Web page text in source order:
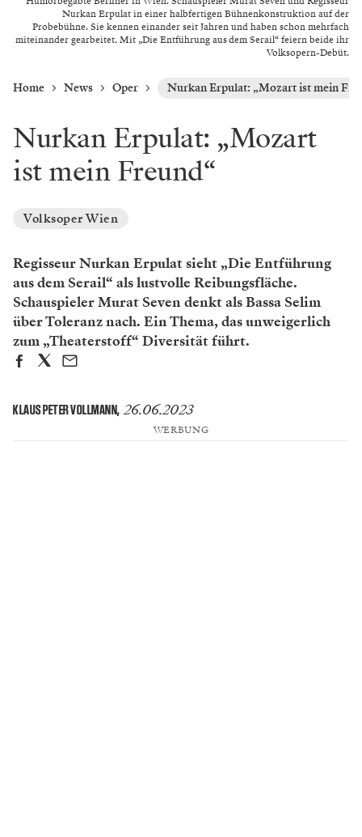
Nurkan Erpulat in einer halbfertigen Bühnenkonstruktion auf der
Probebühne. Sie kennen einander seit Jahren und haben schon mehrfach
miteinander gearbeitet. Mit „Die Entführung aus dem Serail“ feiern beide ihr
Volksopern-Debüt.
Home News Oper Nurkan Erpulat: „Mozart ist mein
Nurkan Erpulat: „Mozart
ist mein Freund“
Volksoper Wien
Regisseur Nurkan Erpulat sieht „Die Entführung
aus dem Serail“ als lustvolle Reibungsfläche.
Schauspieler Murat Seven denkt als Bassa Selim
über Toleranz nach. Ein Thema, das unweigerlich
zum „Theaterstoff“ Diversität führt.
KLAUS PETER VOLLMANN, 26.06.2023
WERBUNG